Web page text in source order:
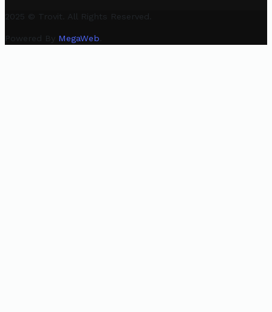
2025 © Trovit. All Rights Reserved.
Powered By MegaWeb